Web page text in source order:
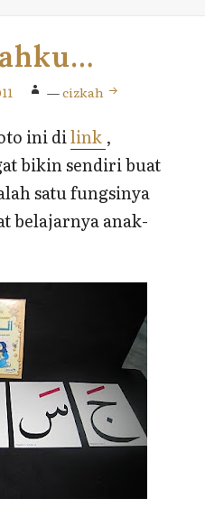
—cizkah
ini dilink ,
bikin sendiri buat
satu fungsinya
belajarnya anak-